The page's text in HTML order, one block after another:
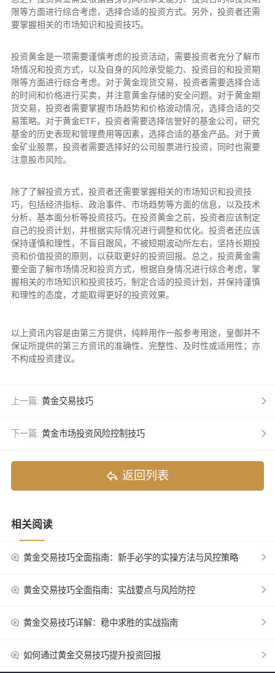
限等方面进行综合考虑，选择合适的投资方式。另外，投资者还需
要掌握相关的市场知识和投资技巧。
投资黄金是一项需要谨慎考虑的投资活动，需要投资者充分了解市
场情况和投资方式，以及自身的风险承受能力、投资目的和投资期
限等方面进行综合考虑。对于黄金现货交易，投资者需要选择合适
的时间和价格进行买卖，并注意黄金存储的安全问题。对于黄金期
货交易，投资者需要掌握市场趋势和价格波动情况，选择合适的交
易策略。对于黄金ETF，投资者需要选择信誉好的基金公司，研究
基金的历史表现和管理费用等因素，选择合适的基金产品。对于黄
金矿业股票，投资者需要选择好的公司股票进行投资，同时也需要
注意股市风险。
除了了解投资方式，投资者还需要掌握相关的市场知识和投资技
巧，包括经济指标、政治事件、市场趋势等方面的信息，以及技术
分析、基本面分析等投资技巧。在投资黄金之前，投资者应该制定
自己的投资计划，并根据实际情况进行调整和优化。投资者还应该
保持谨慎和理性，不盲目跟风，不被短期波动所左右，坚持长期投
资和价值投资的原则，以获取更好的投资回报。总之，投资黄金需
要全面了解市场情况和投资方式，根据自身情况进行综合考虑，掌
握相关的市场知识和投资技巧，制定合适的投资计划，并保持谨慎
和理性的态度，才能取得更好的投资效果。
以上资讯内容是由第三方提供，纯粹用作一般参考用途，皇御并不
保证所提供的第三方资讯的准确性、完整性、及时性或适用性；亦
不构成投资建议。
上一篇: 黄金交易技巧
下一篇: 黄金市场投资风险控制技巧
返回列表
相关阅读
黄金交易技巧全面指南：新手必学的实操方法与风控策略
黄金交易技巧全面指南：实战要点与风险防控
黄金交易技巧详解：稳中求胜的实战指南
如何通过黄金交易技巧提升投资回报